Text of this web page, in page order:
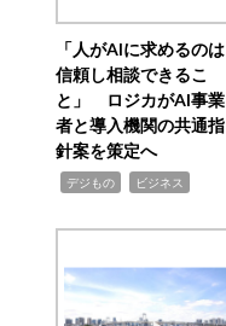
「人がAIに求めるのは
信頼し相談できるこ
と」 ロジカがAI事業
者と導入機関の共通指
針案を策定へ
デジもの ビジネス